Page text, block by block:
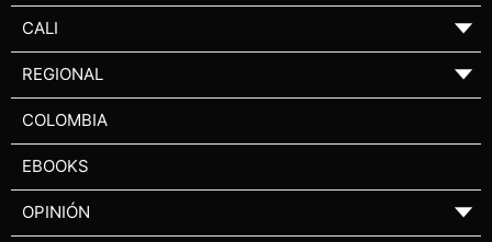
CALI ▼
REGIONAL ▼
COLOMBIA
EBOOKS
OPINIÓN ▼